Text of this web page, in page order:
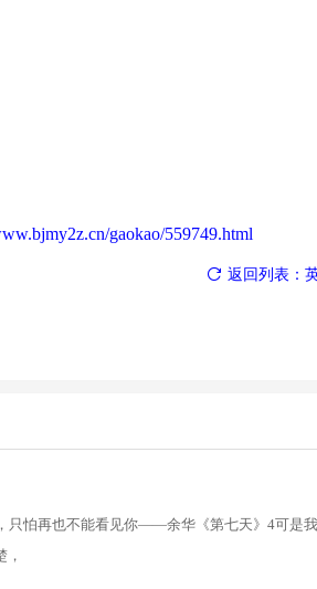
gaokao/559749.html
返回列表：
只怕再也不能看见你——余华《第七天》4可是